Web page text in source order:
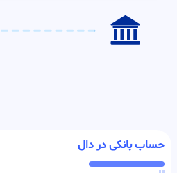
حساب بانکی در دال